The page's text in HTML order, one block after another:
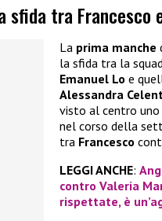
sfida tra Francesco
La prima manche
la sfida tra la
Emanuel Lo e
Alessandra
visto al centro uno
nel corso della
tra Francesco
LEGGI ANCHE:
contro Valeria
rispettate, è